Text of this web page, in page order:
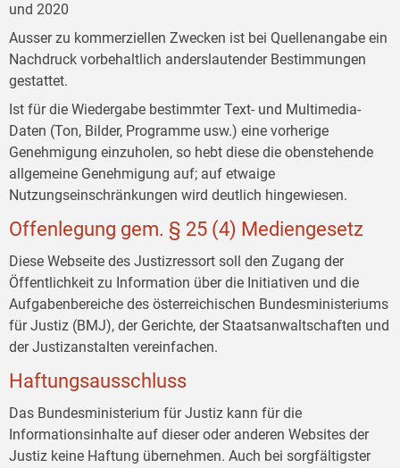
und 2020
Ausser zu kommerziellen Zwecken ist bei Quellenangabe ein
Nachdruck vorbehaltlich anderslautender Bestimmungen
gestattet.
Ist für die Wiedergabe bestimmter Text- und Multimedia-
Daten (Ton, Bilder, Programme usw.) eine vorherige
Genehmigung einzuholen, so hebt diese die obenstehende
allgemeine Genehmigung auf; auf etwaige
Nutzungseinschränkungen wird deutlich hingewiesen.
Offenlegung gem. § 25 (4) Mediengesetz
Diese Webseite des Justizressort soll den Zugang der
Öffentlichkeit zu Information über die Initiativen und die
Aufgabenbereiche des österreichischen Bundesministeriums
für Justiz (BMJ), der Gerichte, der Staatsanwaltschaften und
der Justizanstalten vereinfachen.
Haftungsausschluss
Das Bundesministerium für Justiz kann für die
Informationsinhalte auf dieser oder anderen Websites der
Justiz keine Haftung übernehmen. Auch bei sorgfältigster